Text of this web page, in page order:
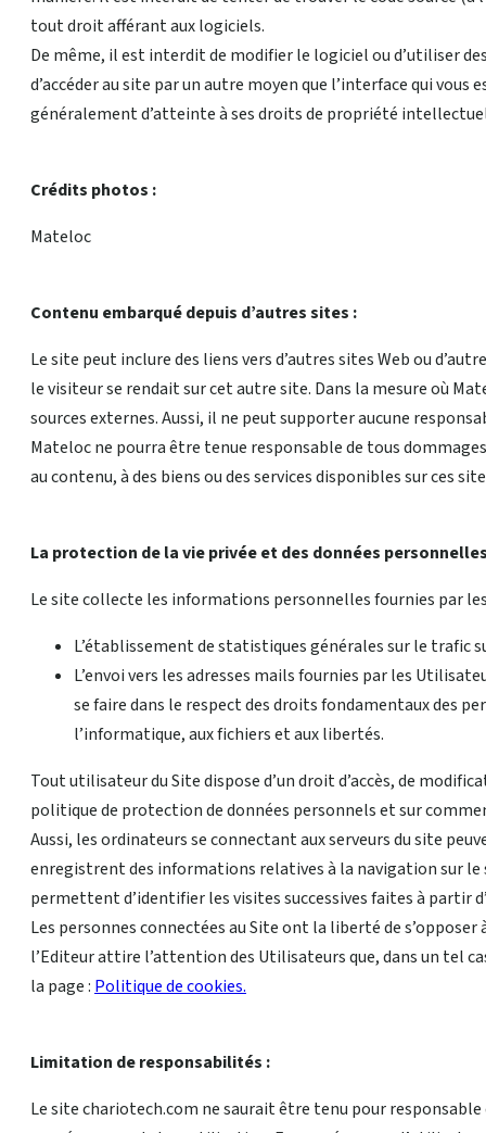
tout droit afférant aux logiciels.
De même, il est interdit de modifier le logiciel ou d’utiliser
d’accéder au site par un autre moyen que l’interface qui
généralement d’atteinte à ses droits de propriété
Crédits photos :
Mateloc
Contenu embarqué depuis d’autres sites :
Le site peut inclure des liens vers d’autres sites Web ou
le visiteur se rendait sur cet autre site. Dans la mesure où
sources externes. Aussi, il ne peut supporter aucune
Mateloc ne pourra être tenue responsable de tous
au contenu, à des biens ou des services disponibles sur ces
La protection de la vie privée et des données
Le site collecte les informations personnelles fournies par
L’établissement de statistiques générales sur le trafic
L’envoi vers les adresses mails fournies par les
se faire dans le respect des droits fondamentaux des
l’informatique, aux fichiers et aux libertés.
Tout utilisateur du Site dispose d’un droit d’accès, de
politique de protection de données personnels et sur
Aussi, les ordinateurs se connectant aux serveurs du site
enregistrent des informations relatives à la navigation sur le
permettent d’identifier les visites successives faites à partir
Les personnes connectées au Site ont la liberté de
l’Editeur attire l’attention des Utilisateurs que, dans un tel
la page : Politique de cookies.
Limitation de responsabilités :
Le site chariotech.com ne saurait être tenu pour